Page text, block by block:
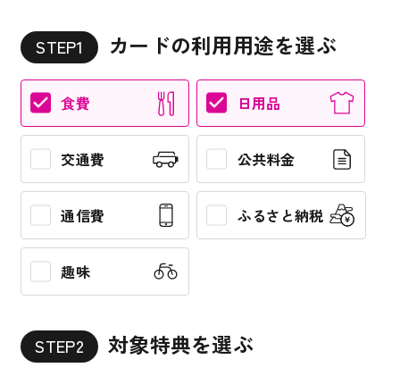
STEP1 カードの利用用途を選ぶ
食費 日用品
交通費 公共料金
通信費 ふるさと納税
趣味
STEP2 対象特典を選ぶ